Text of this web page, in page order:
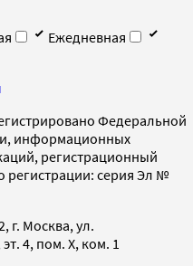
Ежедневная
Федеральной
информационных
регистрационный
регистрации: серия Эл №
г. Москва, ул.
4, пом. X, ком. 1